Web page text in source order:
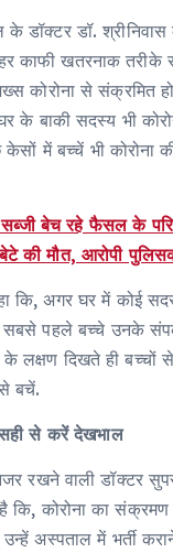
डॉक्टर डॉ.
काफी खतरनाक
कोरोना से संक्रमित
के बाकी सदस्‍य भी
में बच्‍चें भी कोरोना
सब्जी बेच रहे फैसल के
की मौत, आरोपी
कि, अगर घर में कोई
सबसे पहले बच्‍चे उनके
के लक्षण दिखते ही बच्‍चों
बचें.
सही से करें देखभाल
रखने वाली डॉक्‍टर
कि, कोरोना का संक्रमण
अस्‍पताल में भर्ती